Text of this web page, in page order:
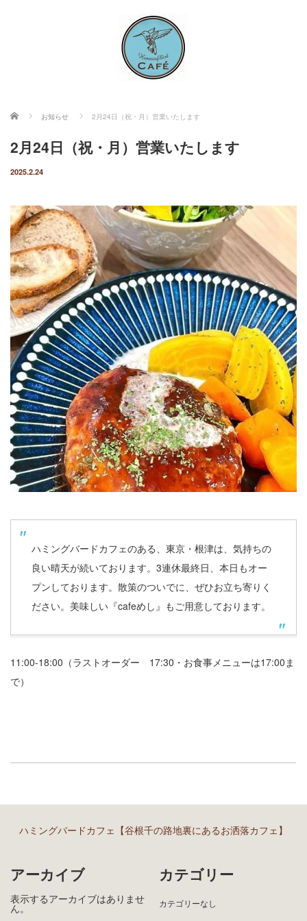
ホーム お知らせ 2月24日（祝・月）営業いたします
2月24日（祝・月）営業いたします
2025.2.24
ハミングバードカフェのある、東京・根津は、気持ちの
良い晴天が続いております。3連休最終日、本日もオー
プンしております。散策のついでに、ぜひお立ち寄りく
ださい。美味しい『cafeめし』もご用意しております。
11:00-18:00（ラストオーダー 17:30・お食事メニューは17:00ま
で）
ハミングバードカフェ【谷根千の路地裏にあるお洒落カフェ】
アーカイブ
表示するアーカイブはありませ
ん。
カテゴリー
カテゴリーなし